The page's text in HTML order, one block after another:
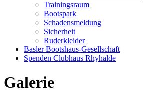
Trainingsraum
Bootspark
Schadensmeldung
Sicherheit
Ruderkleider
Basler Bootshaus-Gesellschaft
Spenden Clubhaus Rhyhalde
Galerie